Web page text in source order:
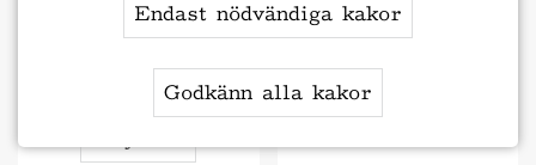
4.6.2026
Endast nödvändiga kakor
Godkänn alla kakor